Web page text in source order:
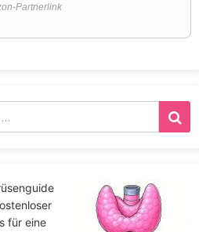
Partnerlink
für eine